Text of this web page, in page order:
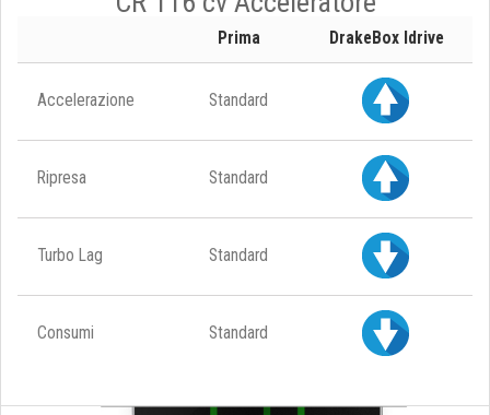
Prima DrakeBox Idrive
Accelerazione Standard
Ripresa Standard
Turbo Lag Standard
Consumi Standard